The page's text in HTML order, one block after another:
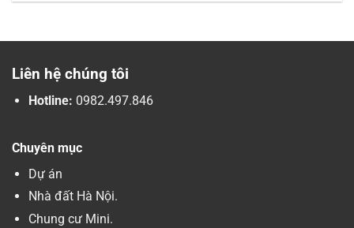
Liên hệ chúng tôi
Hotline: 0982.497.846
Chuyên mục
Dự án
Nhà đất Hà Nội.
Chung cư Mini.